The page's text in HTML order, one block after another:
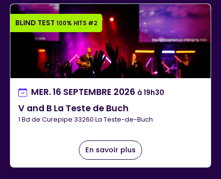
BLIND TEST 100% HITS #2
MER. 16 SEPTEMBRE 2026 à 19h30
V and B La Teste de Buch
1 Bd de Curepipe 33260 La Teste-de-Buch
En savoir plus